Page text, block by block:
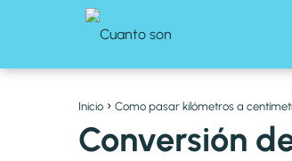
Inicio Como pasar kilómetros a
Conversión